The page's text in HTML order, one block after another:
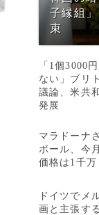
子縁組
束
「1個3000
ない」ブリ
議論、米共
発展
マラドーナ
ボール、今
価格は1千万
ドイツでメ
画と主張す